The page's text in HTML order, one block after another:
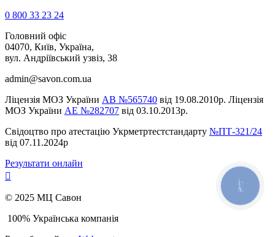
0 800 33 23 24
Головний офіс
04070, Київ, Україна,
вул. Андріївський узвіз, 38
admin@savon.com.ua
Ліцензія МОЗ України АВ №565740 від 19.08.2010р. Ліцензія
МОЗ України АЕ №282707 від 03.10.2013р.
Свідоцтво про атестацію Укрметртестстандарту №ПТ-321/24
від 07.11.2024р
Результати онлайн
© 2025 МЦ Савон
100% Українська компанія
КНОПКА
ЗВ'ЯЗКУ